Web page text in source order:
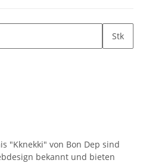
Stk
"Kknekki" von Bon Dep sind
bekannt und bieten